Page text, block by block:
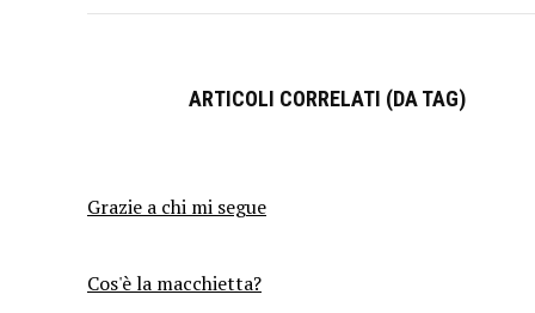
ARTICOLI CORRELATI (DA TAG)
Grazie a chi mi segue
Cos'è la macchietta?